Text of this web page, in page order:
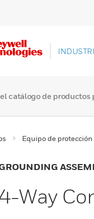
catálogo de productos
Equipo de
Way